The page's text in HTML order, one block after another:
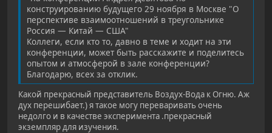
конструированию будущего 29 ноября в Москве "О
перспективе взаимоотношений в треугольнике
Россия — Китай — США"
Коллеги, если кто то, давно в теме и ходит на эти
конференции, может быть расскажите и поделитесь
опытом и атмосферой в зале конференции?
Благодарю, всех за отклик.
Какой прекрасный представитель Воздух-Вода к Огню. Аж
дух перешибает.) я такое могу переваривать очень
недолго и в качестве эксперимента .прекрасный
экземпляр для изучения.